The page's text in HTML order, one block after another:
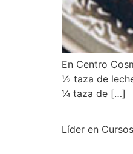
En Centro
½ taza de
¼ taza de […]
Líder en